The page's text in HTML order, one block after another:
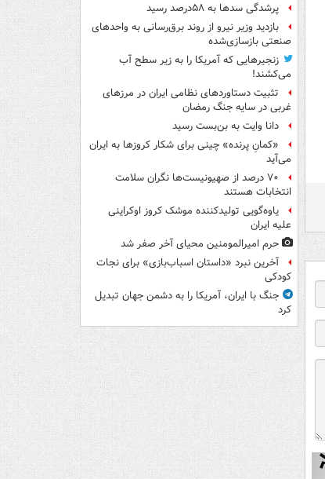
پرشدگی سدها به ۵۸درصد رسید
بازدید وزیر نیرو از روند برق‌رسانی به واحدهای
صنعتی بازسازی‌شده
زنجیرهایی که آمریکا را به زیر سطح آب
می‌کشند!
تثبیت دستاوردهای نظامی ایران در مرزهای
غربی در سایه جنگ رمضان
دانا وایت به بن‌بست رسید
«کمانِ پرنده» چینی برای شکار کروزها به ایران
می‌آید
۷۰ درصد از صهیونیست‌ها نگران سلامت
انتخابات هستند
یاوه‌گویی تولیدکننده موشک کروز اوکراینی
علیه ایران
حرم امیرالمومنین محیای آخر صفر شد
آخرین نبرد «داستان اسباب‌بازی» برای نجات
کودکی
جنگ با ایران، آمریکا را به دشمن جهان تبدیل
کرد